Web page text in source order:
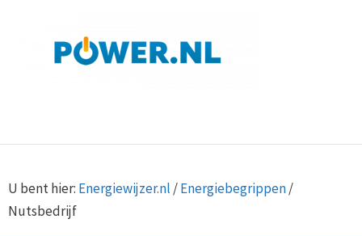
U bent hier: Energiewijzer.nl /Energiebegrippen/
Nutsbedrijf